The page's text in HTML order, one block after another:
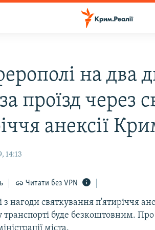
на два
проїзд через
анексії
14:13
Читати без VPN
з нагоди святкування п'ятиріччя
буде безкоштовним.